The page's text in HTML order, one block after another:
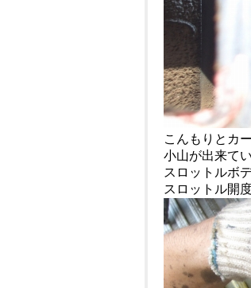
こんもりとカ
小山が出来てい
スロットルボ
スロットル開